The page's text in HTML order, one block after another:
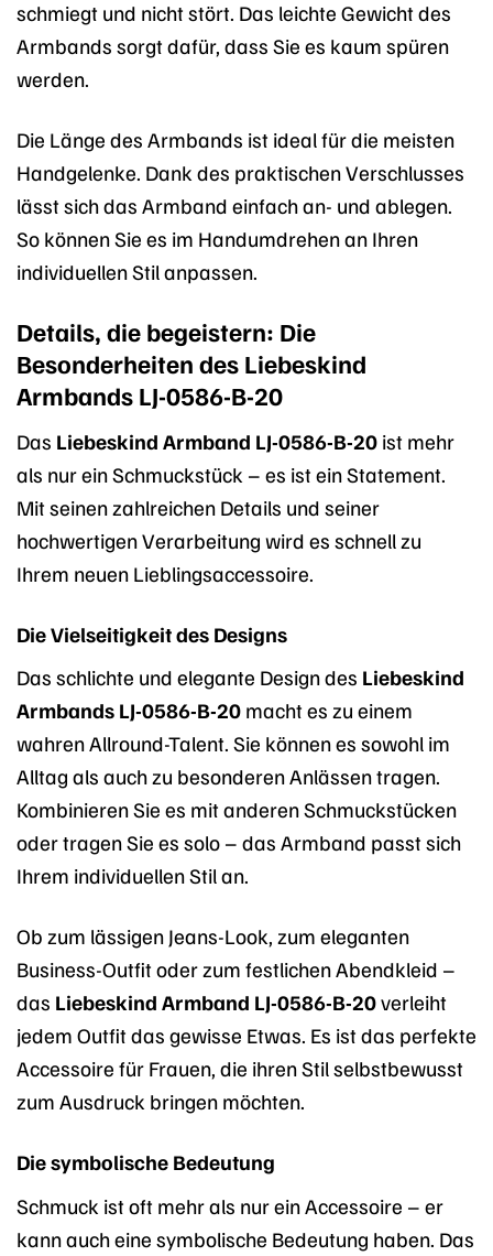
schmiegt und nicht stört. Das leichte Gewicht des
Armbands sorgt dafür, dass Sie es kaum spüren
werden.
Die Länge des Armbands ist ideal für die meisten
Handgelenke. Dank des praktischen Verschlusses
lässt sich das Armband einfach an- und ablegen.
So können Sie es im Handumdrehen an Ihren
individuellen Stil anpassen.
Details, die begeistern: Die
Besonderheiten des Liebeskind
Armbands LJ-0586-B-20
Das Liebeskind Armband LJ-0586-B-20 ist mehr
als nur ein Schmuckstück – es ist ein Statement.
Mit seinen zahlreichen Details und seiner
hochwertigen Verarbeitung wird es schnell zu
Ihrem neuen Lieblingsaccessoire.
Die Vielseitigkeit des Designs
Das schlichte und elegante Design des Liebeskind
Armbands LJ-0586-B-20 macht es zu einem
wahren Allround-Talent. Sie können es sowohl im
Alltag als auch zu besonderen Anlässen tragen.
Kombinieren Sie es mit anderen Schmuckstücken
oder tragen Sie es solo – das Armband passt sich
Ihrem individuellen Stil an.
Ob zum lässigen Jeans-Look, zum eleganten
Business-Outfit oder zum festlichen Abendkleid –
das Liebeskind Armband LJ-0586-B-20verleiht
jedem Outfit das gewisse Etwas. Es ist das perfekte
Accessoire für Frauen, die ihren Stil selbstbewusst
zum Ausdruck bringen möchten.
Die symbolische Bedeutung
Schmuck ist oft mehr als nur ein Accessoire – er
kann auch eine symbolische Bedeutung haben. Das